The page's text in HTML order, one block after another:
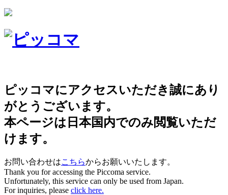
ピッコマにアクセスいただき誠にあり
がとうございます。
本ページは日本国内でのみ閲覧いただ
けます。
お問い合わせはこちらからお願いいたします。
Thank you for accessing the Piccoma service.
Unfortunately, this service can only be used from Japan.
For inquiries, please click here.